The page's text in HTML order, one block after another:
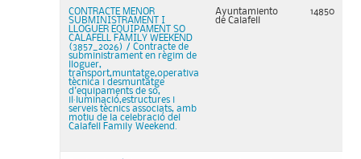
CONTRACTE MENOR
SUBMINISTRAMENT I
LLOGUER EQUIPAMENT SO
CALAFELL FAMILY WEEKEND
(3857_2026) / Contracte de
subministrament en règim de
lloguer,
transport,muntatge,operativa
tècnica i desmuntatge
d'equipaments de so,
il·luminació,estructures i
serveis tècnics associats, amb
motiu de la celebració del
Calafell Family Weekend.
Ayuntamiento
de Calafell
14850